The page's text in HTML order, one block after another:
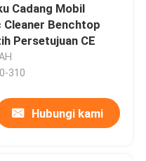
Cadang Mobil
Benchtop
Persetujuan CE
310
Hubungi kami